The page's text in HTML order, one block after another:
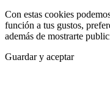
Con estas cookies
función a tus gustos,
además de mostrarte
Guardar y aceptar